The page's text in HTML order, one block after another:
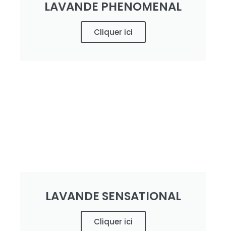
LAVANDE PHENOMENAL
Cliquer ici
LAVANDE SENSATIONAL
Cliquer ici